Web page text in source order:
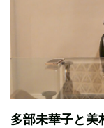
多部未華子と